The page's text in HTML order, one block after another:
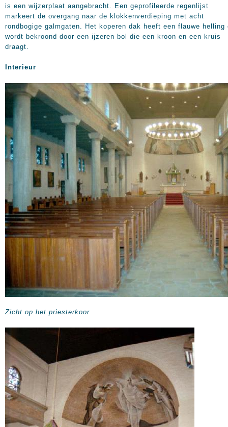
is een wijzerplaat aangebracht. Een geprofileerde regenlijst
markeert de overgang naar de klokkenverdieping met acht
rondbogige galmgaten. Het koperen dak heeft een flauwe helling
wordt bekroond door een ijzeren bol die een kroon en een kruis
draagt.
Interieur
Zicht op het priesterkoor